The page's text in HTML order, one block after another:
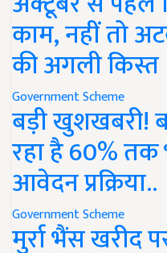
काम, नहीं तो
की अगली किस्त
Government Scheme
बड़ी खुशखबरी!
रहा है 60% तक
आवेदन प्रक्रिया..
Government Scheme
मुर्रा भैंस खरीद